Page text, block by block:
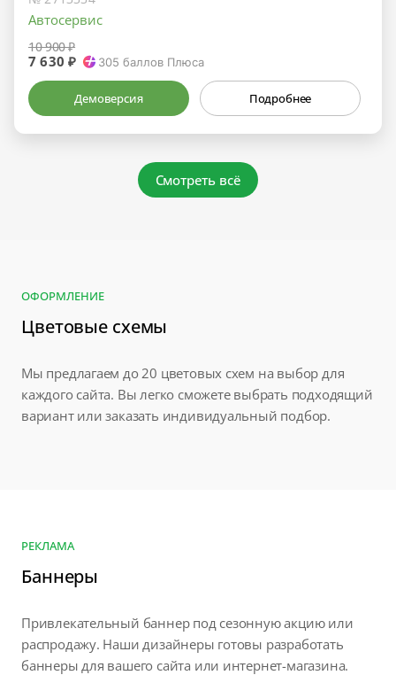
Автосервис
10 900 ₽
7 630 ₽ 305 баллов Плюса
Демоверсия Подробнее
Смотреть всё
ОФОРМЛЕНИЕ
Цветовые схемы
Мы предлагаем до 20 цветовых схем на выбор для
каждого сайта. Вы легко сможете выбрать подходящий
вариант или заказать индивидуальный подбор.
РЕКЛАМА
Баннеры
Привлекательный баннер под сезонную акцию или
распродажу. Наши дизайнеры готовы разработать
баннеры для вашего сайта или интернет-магазина.